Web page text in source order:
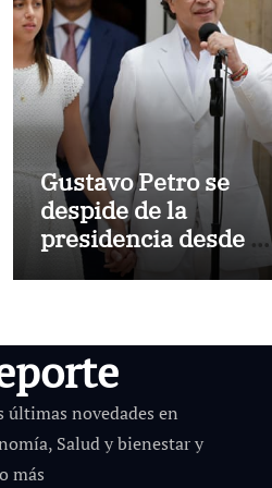
Gustavo Petro se
despide de la
presidencia desde la
Casa de Nariño
novedades en
Salud y bienestar y
más